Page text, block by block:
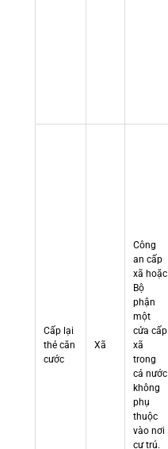
Cấp lại
thẻ căn
cước
Xã
Công
an cấp
xã hoặc
Bộ
phận
một
cửa cấp
xã
trong
cả nước
không
phụ
thuộc
vào nơi
cư trú.